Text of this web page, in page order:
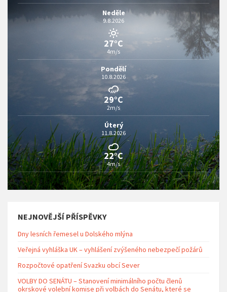
Neděle
9.8.2026
27°C
4m/s
Pondělí
10.8.2026
29°C
2m/s
Úterý
11.8.2026
22°C
4m/s
NEJNOVĚJŠÍ PŘÍSPĚVKY
Dny lesních řemesel u Dolského mlýna
Veřejná vyhláška UK – vyhlášení zvýšeného nebezpečí požárů
Rozpočtové opatření Svazku obcí Sever
VOLBY DO SENÁTU – Stanovení minimálního počtu členů
okrskové volební komise při volbách do Senátu, které se